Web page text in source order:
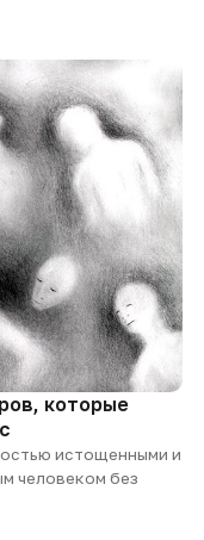
которые
истощенными и
человеком без